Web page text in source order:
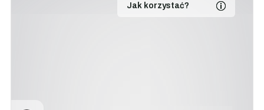
Jak korzystać?